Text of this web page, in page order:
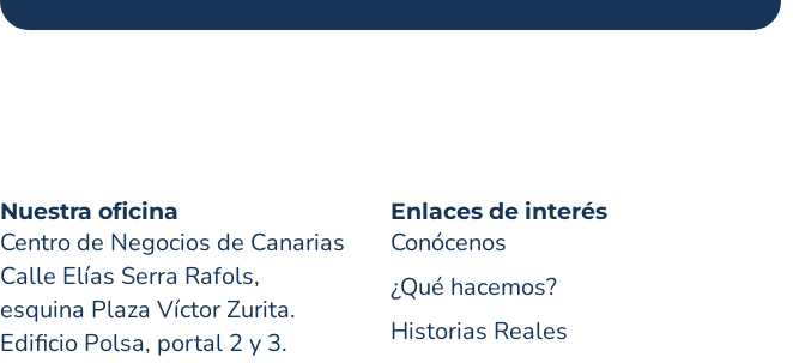
Nuestra oficina
Centro de Negocios de Canarias
Calle Elías Serra Rafols,
esquina Plaza Víctor Zurita.
Edificio Polsa, portal 2 y 3.
Enlaces de interés
Conócenos
¿Qué hacemos?
Historias Reales